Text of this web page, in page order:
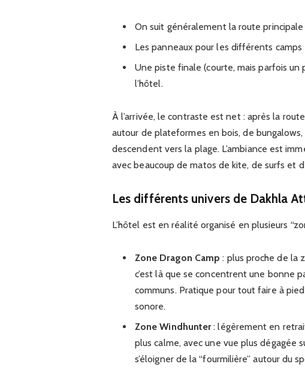
On suit généralement la route
Les panneaux pour les différents
Une piste finale (courte, mais parfois un
l’hôtel.
À l’arrivée, le contraste est net : après la
autour de plateformes en bois, de
descendent vers la plage. L’ambiance est
avec beaucoup de matos de kite, de surfs et
Les différents univers de Dakhla
L’hôtel est en réalité organisé en plusieurs
Zone Dragon Camp : plus proche de la
c’est là que se concentrent une bonne
communs. Pratique pour tout faire à
sonore.
Zone Windhunter: légèrement en
plus calme, avec une vue plus dégagée
s’éloigner de la “fourmilière” autour du